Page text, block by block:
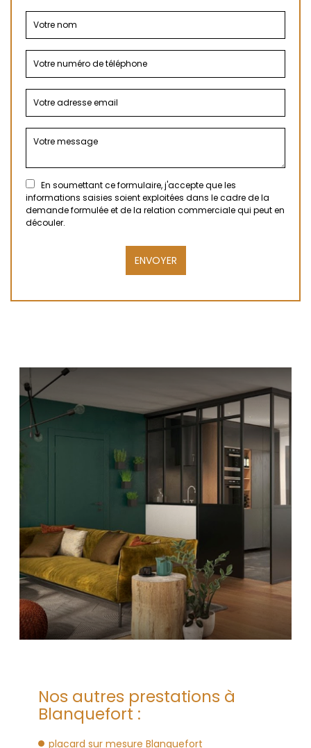
En soumettant ce formulaire, j'accepte que les
informations saisies soient exploitées dans le cadre de la
demande formulée et de la relation commerciale qui peut en
découler.
Nos autres prestations à
Blanquefort :
placard sur mesure Blanquefort